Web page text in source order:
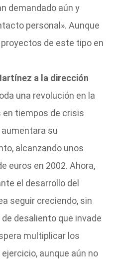
demandado aún y
personal». Aunque
de este tipo en
a la dirección
una revolución en la
en tiempos de crisis
su
alcanzando unos
euros en 2002. Ahora,
el desarrollo del
seguir creciendo, sin
desaliento que invade
multiplicar los
aunque aún no